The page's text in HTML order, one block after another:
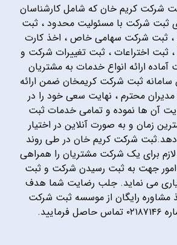
شرکت کریم خان که شامل کارشناسان
ثبت شرکت با مسئولیت محدود ، ثبت
ثبت شرکت سهامی خاص ، اخذ کارت
، ثبت اختراعات ، ثبت تغییرات شرکت و
ارائه انواع خدمات به مشتریان
ثبت شرکت کریمخان ضمن ارائه
مدیران محترم ، نهایت سعی خود را در
آن ها نموده و تمامی خدمات ثبت
زمان و به صورت آنلاین در اختیار
دهد.ثبت شرکت کریم خان در طی روند
برای یک شرکت مشتریان را همراهی
امور جهت به ثبت رسیدن شرکت و ثبت
یاری می نماید. جلب رضایت شما هدف
رایگان از موسسه ثبت شرکت